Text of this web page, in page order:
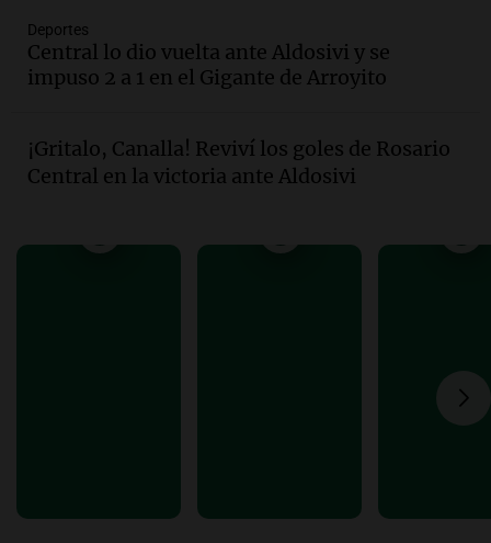
Audio.
de julio será menor al 2,9% registrado
en CABA
Audio. Altas Cumbres: rescataron a una
Una mañana para todos
Deportes
Central lo dio vuelta ante Aldosivi y se
impuso 2 a 1 en el Gigante de Arroyito
¡Gritalo, Canalla! Reviví los goles de Rosario
Central en la victoria ante Aldosivi